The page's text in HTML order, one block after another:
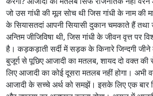
जो उस गांधी की मूल सोच थी जिस गांधी के नाम की
के सियासतदां आपनी सियासी दुकान चमकाते हैं तथा
अन्तिम जीजिविषा थी, जिस गांधी के जीवन वृत्त पर
है। कड़कड़ाती सर्दी में सड़क के किनारे जिन्दगी
बुजूर्ग से पूछिए आजादी का मतलब, शायद दो वक्त
लिए आजादी का कोई दूसरा मतलब नहीं होगा। अभी
आजादी के सच्चे अर्थ को समझें। इसके लिए एक बार